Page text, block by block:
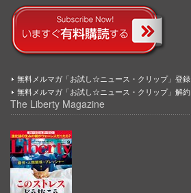
無料メルマガ「お試し☆ニュース・クリップ」登録
無料メルマガ「お試し☆ニュース・クリップ」解約
The Liberty Magazine